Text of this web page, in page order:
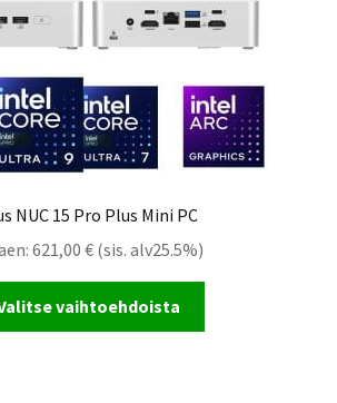
NUC 15 Pro Plus Mini PC
621,00 €(sis. alv25.5%)
vaihtoehdoista